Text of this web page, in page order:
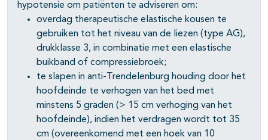
hypotensie om patiënten te adviseren om:
overdag therapeutische elastische kousen te
gebruiken tot het niveau van de liezen (type AG),
drukklasse 3, in combinatie met een elastische
buikband of compressiebroek;
te slapen in anti-Trendelenburg houding door het
hoofdeinde te verhogen van het bed met
minstens 5 graden (> 15 cm verhoging van het
hoofdeinde), indien het verdragen wordt tot 35
cm (overeenkomend met een hoek van 10